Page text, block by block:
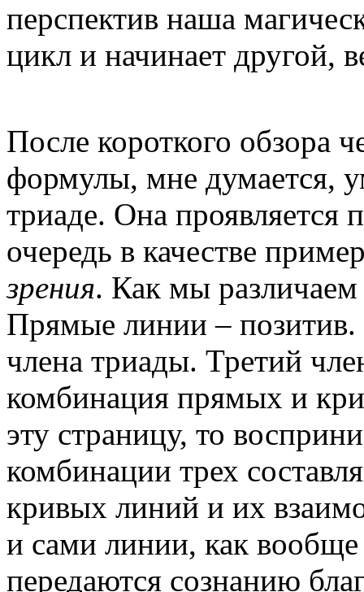
перспектив наша
цикл и начинает другой,
После короткого обзора
формулы, мне думается,
триаде. Она проявляется
очередь в качестве
зрения. Как мы
Прямые линии – позитив.
члена триады. Третий
комбинация прямых и
эту страницу, то
комбинации трех
кривых линий и их
и сами линии, как
передаются сознанию